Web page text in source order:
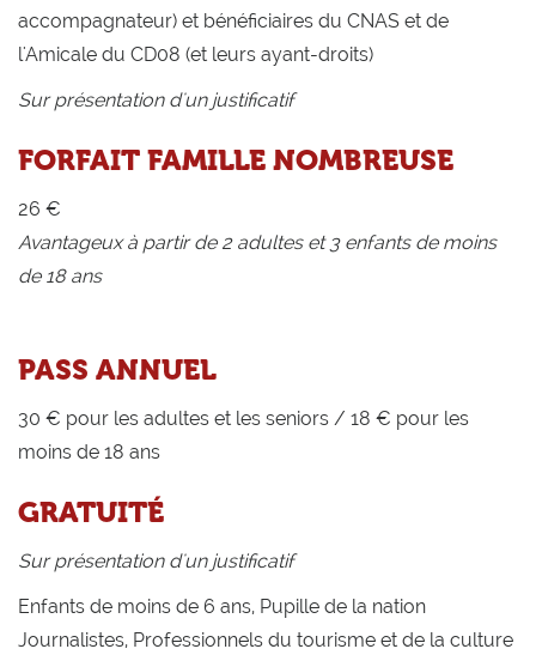
accompagnateur) et bénéficiaires du CNAS et de
l'Amicale du CD08 (et leurs ayant-droits)
Sur présentation d'un justificatif
FORFAIT FAMILLE NOMBREUSE
26 €
Avantageux à partir de 2 adultes et 3 enfants de moins
de 18 ans
PASS ANNUEL
30 € pour les adultes et les seniors / 18 € pour les
moins de 18 ans
GRATUITÉ
Sur présentation d'un justificatif
Enfants de moins de 6 ans, Pupille de la nation
Journalistes, Professionnels du tourisme et de la culture